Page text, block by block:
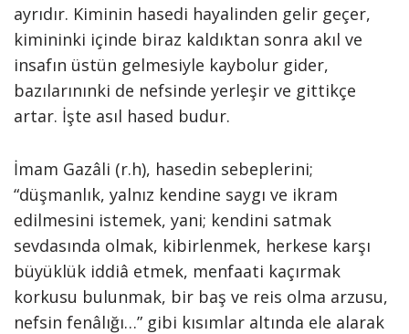
ayrıdır. Kiminin hasedi hayalinden gelir geçer,
kimininki içinde biraz kaldıktan sonra akıl ve
insafın üstün gelmesiyle kaybolur gider,
bazılarınınki de nefsinde yerleşir ve gittikçe
artar. İşte asıl hased budur.
İmam Gazâli (r.h), hasedin sebeplerini;
“düşmanlık, yalnız kendine saygı ve ikram
edilmesini istemek, yani; kendini satmak
sevdasında olmak, kibirlenmek, herkese karşı
büyüklük iddiâ etmek, menfaati kaçırmak
korkusu bulunmak, bir baş ve reis olma arzusu,
nefsin fenâlığı…” gibi kısımlar altında ele alarak